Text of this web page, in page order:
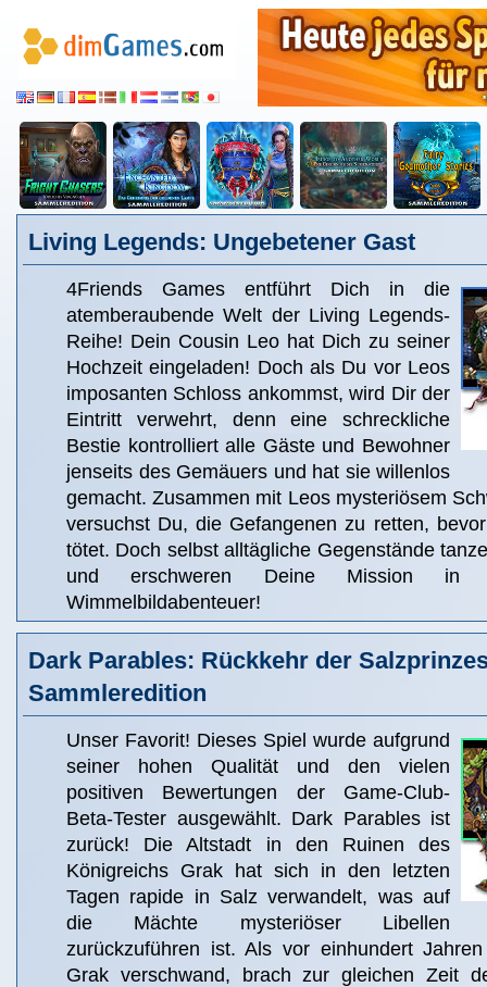
Living Legends: Ungebetener Gast
4Friends Games entführt Dich in die
atemberaubende Welt der Living Legends-
Reihe! Dein Cousin Leo hat Dich zu seiner
Hochzeit eingeladen! Doch als Du vor Leos
imposanten Schloss ankommst, wird Dir der
Eintritt verwehrt, denn eine schreckliche
Bestie kontrolliert alle Gäste und Bewohner
jenseits des Gemäuers und hat sie willenlos
gemacht. Zusammen mit Leos mysteriösem
versuchst Du, die Gefangenen zu retten,
tötet. Doch selbst alltägliche Gegenstände
und erschweren Deine Mission in
Wimmelbildabenteuer!
Dark Parables: Rückkehr der
Sammleredition
Unser Favorit! Dieses Spiel wurde aufgrund
seiner hohen Qualität und den vielen
positiven Bewertungen der Game-Club-
Beta-Tester ausgewählt. Dark Parables ist
zurück! Die Altstadt in den Ruinen des
Königreichs Grak hat sich in den letzten
Tagen rapide in Salz verwandelt, was auf
die Mächte mysteriöser Libellen
zurückzuführen ist. Als vor einhundert
Grak verschwand, brach zur gleichen Zeit